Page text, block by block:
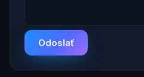
Odoslať